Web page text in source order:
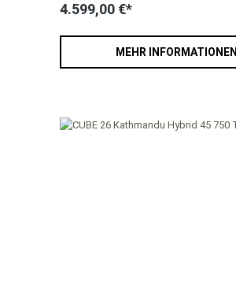
4.599,00 €*
MEHR INFORMATIONEN